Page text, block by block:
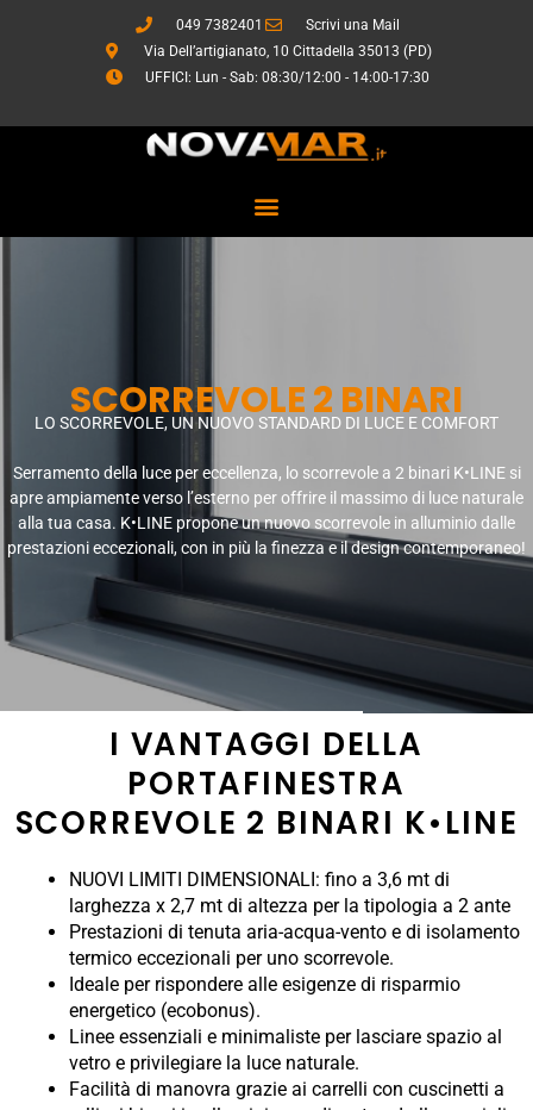
049 7382401
Scrivi una Mail
Via Dell’artigianato, 10 Cittadella 35013 (PD)
UFFICI: Lun - Sab: 08:30/12:00 - 14:00-17:30
SCORREVOLE 2 BINARI
LO SCORREVOLE, UN NUOVO STANDARD DI LUCE E COMFORT
Serramento della luce per eccellenza, lo scorrevole a 2 binari K•LINE si
apre ampiamente verso l’esterno per offrire il massimo di luce naturale
alla tua casa. K•LINE propone un nuovo scorrevole in alluminio dalle
prestazioni eccezionali, con in più la finezza e il design contemporaneo!
I VANTAGGI DELLA
PORTAFINESTRA
SCORREVOLE 2 BINARI K•LINE
NUOVI LIMITI DIMENSIONALI: fino a 3,6 mt di
larghezza x 2,7 mt di altezza per la tipologia a 2 ante
Prestazioni di tenuta aria-acqua-vento e di isolamento
termico eccezionali per uno scorrevole.
Ideale per rispondere alle esigenze di risparmio
energetico (ecobonus).
Linee essenziali e minimaliste per lasciare spazio al
vetro e privilegiare la luce naturale.
Facilità di manovra grazie ai carrelli con cuscinetti a